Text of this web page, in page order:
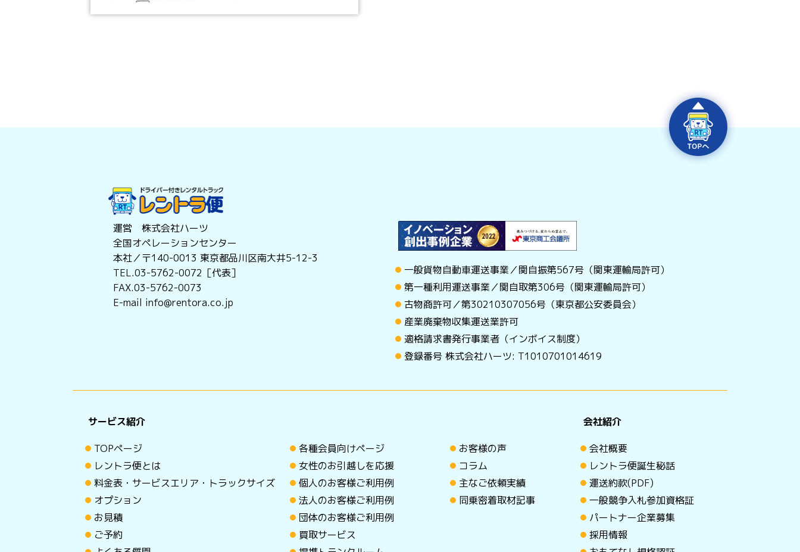
運営 株式会社ハーツ
全国オペレーションセンター
本社／〒140-0013 東京都品川区南大井5-12-3
TEL.03-5762-0072［代表］
FAX.03-5762-0073
E-mail info@rentora.co.jp
一般貨物自動車運送事業／関自振第567号（関東運輸局許可）
第一種利用運送事業／関自取第306号（関東運輸局許可）
古物商許可／第30210307056号（東京都公安委員会）
産業廃棄物収集運送業許可
適格請求書発行事業者（インボイス制度）
登録番号 株式会社ハーツ: T1010701014619
サービス紹介
TOPページ
レントラ便とは
料金表・サービスエリア・トラックサイズ
オプション
お見積
ご予約
各種会員向けページ
女性のお引越しを応援
個人のお客様ご利用例
法人のお客様ご利用例
団体のお客様ご利用例
買取サービス
お客様の声
コラム
主なご依頼実績
同乗密着取材記事
会社紹介
会社概要
レントラ便誕生秘話
運送約款(PDF)
一般競争入札参加資格証
パートナー企業募集
採用情報